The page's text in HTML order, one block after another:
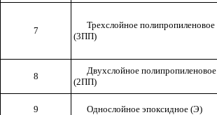
7
Трехслойное полипропиленовое
(3ПП)
8
Двухслойное полипропиленовое
(2ПП)
9 Однослойное эпоксидное (Э)